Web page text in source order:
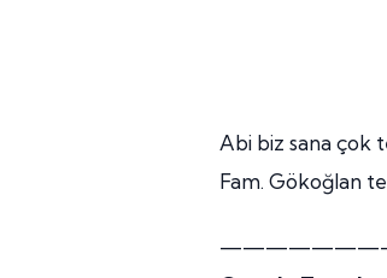
Abi biz sana çok
Fam. Gökoğlan